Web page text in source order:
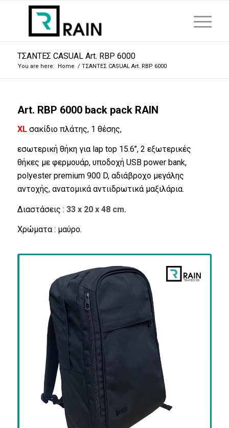
ΤΣΑΝΤΕΣ CASUAL Art. RBP 6000
You are here: Home / ΤΣΑΝΤΕΣ CASUAL Art. RBP 6000
Art. RBP 6000 back pack RAIN
XLσακίδιο πλάτης, 1 θέσης,
εσωτερική θήκη για lap top 15.6’’, 2 εξωτερικές
θήκες με φερμουάρ, υποδοχή USB power bank,
polyester premium 900 D, αδιάβροχο μεγάλης
αντοχής, ανατομικά αντιιδρωτικά μαξιλάρια.
Διαστάσεις : 33 x 20 x 48 cm.
Χρώματα : μαύρο.